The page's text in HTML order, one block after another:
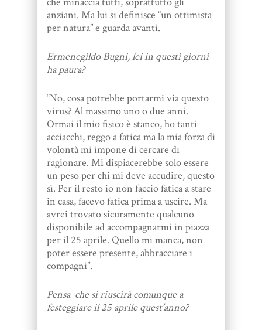
anziani. Ma lui si definisce “un ottimista
per natura” e guarda avanti.
Ermenegildo Bugni, lei in questi giorni
ha paura?
“No, cosa potrebbe portarmi via questo
virus? Al massimo uno o due anni.
Ormai il mio fisico è stanco, ho tanti
acciacchi, reggo a fatica ma la mia forza di
volontà mi impone di cercare di
ragionare. Mi dispiacerebbe solo essere
un peso per chi mi deve accudire, questo
sì. Per il resto io non faccio fatica a stare
in casa, facevo fatica prima a uscire. Ma
avrei trovato sicuramente qualcuno
disponibile ad accompagnarmi in piazza
per il 25 aprile. Quello mi manca, non
poter essere presente, abbracciare i
compagni”.
Pensa che si riuscirà comunque a
festeggiare il 25 aprile quest’anno?